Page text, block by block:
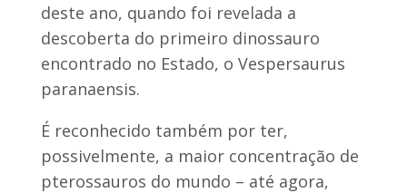
deste ano, quando foi revelada a
descoberta do primeiro dinossauro
encontrado no Estado, o Vespersaurus
paranaensis.
É reconhecido também por ter,
possivelmente, a maior concentração de
pterossauros do mundo – até agora,